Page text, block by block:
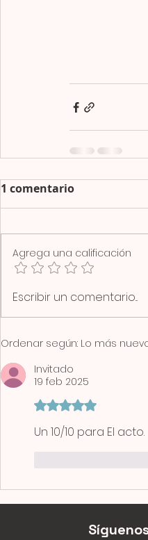
1 comentario
Agrega una calificación
Escribir un comentario...
Ordenar según: Lo más
Invitado
19 feb 2025
Obtuvo 5 de 5
Un 10/10 para El acto.